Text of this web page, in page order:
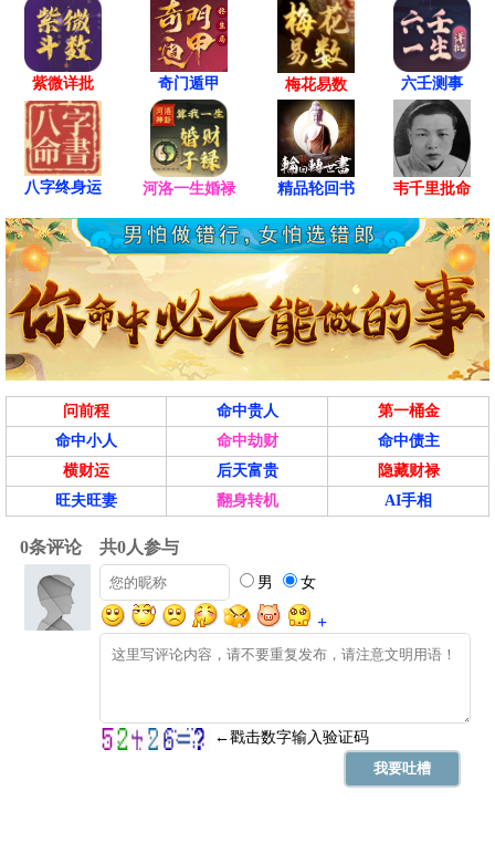
紫微详批 奇门遁甲 梅花易数 六壬测事
八字终身运 河洛一生婚禄 精品轮回书 韦千里批命
问前程 命中贵人
第一桶金
命中小人
命中劫财
命中债主
横财运
后天富贵
隐藏财禄
旺夫旺妻
翻身转机 AI手相